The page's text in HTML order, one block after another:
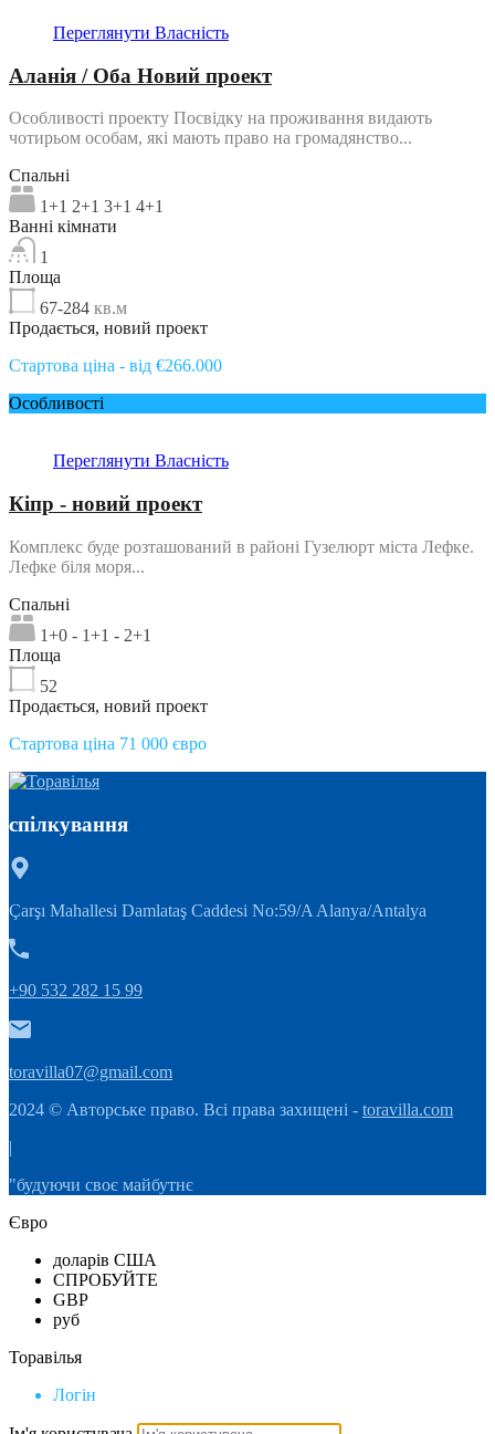
Переглянути Власність
Аланія / Оба Новий проект
Особливості проекту Посвідку на проживання видають
чотирьом особам, які мають право на громадянство...
Спальні
1+1 2+1 3+1 4+1
Ванні кімнати
1
Площа
67-284 кв.м
Продається, новий проект
Стартова ціна - від €266.000
Особливості
Переглянути Власність
Кіпр - новий проект
Комплекс буде розташований в районі Гузелюрт міста Лефке.
Лефке біля моря...
Спальні
1+0 - 1+1 - 2+1
Площа
52
Продається, новий проект
Стартова ціна 71 000 євро
спілкування
Çarşı Mahallesi Damlataş Caddesi No:59/A Alanya/Antalya
+90 532 282 15 99
toravilla07@gmail.com
2024 © Авторське право. Всі права захищені - toravilla.com
|
"будуючи своє майбутнє
Євро
доларів США
СПРОБУЙТЕ
GBP
руб
Торавілья
Логін